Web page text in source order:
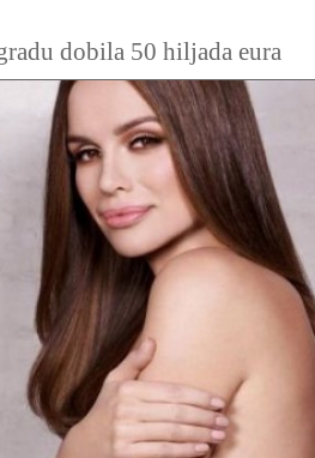
dobila 50 hiljada eura